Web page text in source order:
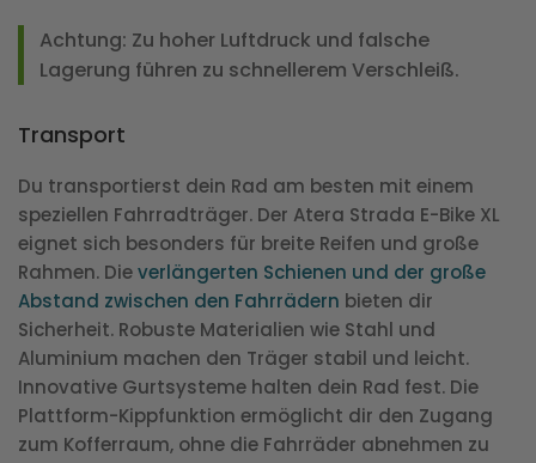
Achtung: Zu hoher Luftdruck und falsche
Lagerung führen zu schnellerem Verschleiß.
Transport
Du transportierst dein Rad am besten mit einem
speziellen Fahrradträger. Der Atera Strada E-Bike XL
eignet sich besonders für breite Reifen und große
Rahmen. Dieverlängerten Schienen und der große
Abstand zwischen den Fahrrädern bieten dir
Sicherheit. Robuste Materialien wie Stahl und
Aluminium machen den Träger stabil und leicht.
Innovative Gurtsysteme halten dein Rad fest. Die
Plattform-Kippfunktion ermöglicht dir den Zugang
zum Kofferraum, ohne die Fahrräder abnehmen zu